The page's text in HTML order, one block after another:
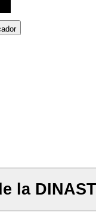
la